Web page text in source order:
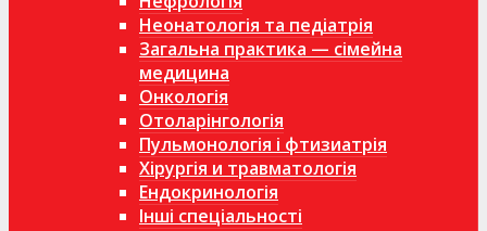
Неонатологія та педіатрія
Загальна практика — сімейна
медицина
Онкологія
Отоларінгологія
Пульмонологія і фтизиатрія
Хірургія и травматологія
Ендокринологія
Інші спеціальності